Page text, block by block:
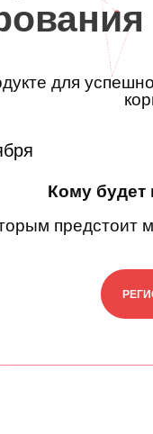
для
Кому будет
предстоит